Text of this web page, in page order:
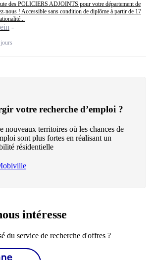
des POLICIERS ADJOINTS pour votre département de
nous ! Accessible sans condition de diplôme à partir de 17
votre recherche d’emploi ?
nouveaux territoires où les chances de
sont plus fortes en réalisant un
résidentielle
intéresse
du service de recherche d'offres ?